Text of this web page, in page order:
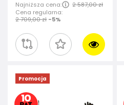
Najniższa cena:
2 587,00 zł
Cena regularna:
2 709,00 zł -5%
Promocja